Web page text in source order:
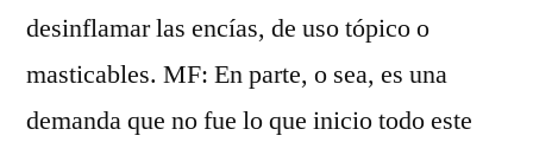
desinflamar las encías, de uso tópico o
masticables. MF: En parte, o sea, es una
demanda que no fue lo que inicio todo este